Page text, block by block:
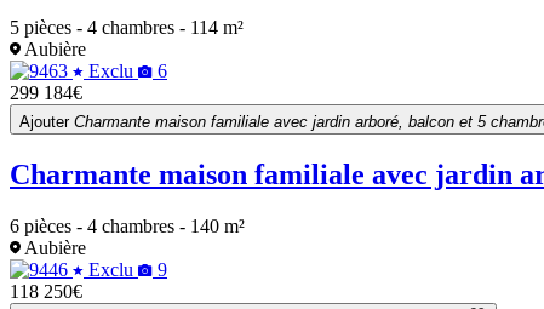
5 pièces - 4 chambres - 114 m²
Aubière
Exclu
6
299 184€
Ajouter Charmante maison familiale avec jardin arboré, balcon et 5
Charmante maison familiale avec jardin
6 pièces - 4 chambres - 140 m²
Aubière
Exclu
9
118 250€